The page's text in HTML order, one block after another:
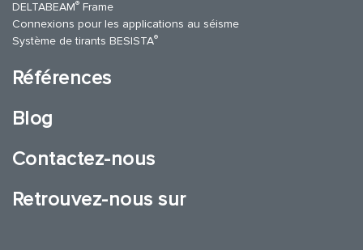
DELTABEAM® Frame
Connexions pour les applications au séisme
Système de tirants BESISTA®
Références
Blog
Contactez-nous
Retrouvez-nous sur